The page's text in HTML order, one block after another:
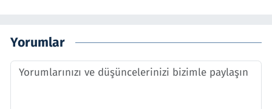
Yorumlar